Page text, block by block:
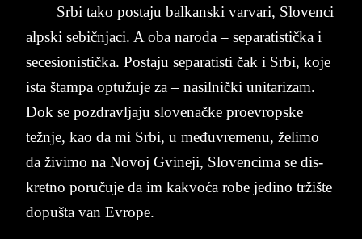
Srbi tako po­sta­ju bal­kan­ski var­va­ri, Slo­ven­ci
alp­ski sebičnja­ci. A oba na­ro­da – se­pa­ra­ti­stička i
se­ce­si­o­ni­stička. Po­sta­ju se­pa­ra­ti­sti čak i Srbi, koje
ista štam­pa optužuje za – na­sil­nički uni­ta­ri­zam.
Dok se po­zdrav­lja­ju slo­ve­načke pro­e­vrop­ske
težnje, kao da mi Srbi, u međuvre­me­nu, želi­mo
da živi­mo na No­voj Gvine­ji, Slo­ven­ci­ma se dis­
kret­no poručuje da im ka­kvoća robe je­di­no tržište
do­pu­šta van Evro­pe.